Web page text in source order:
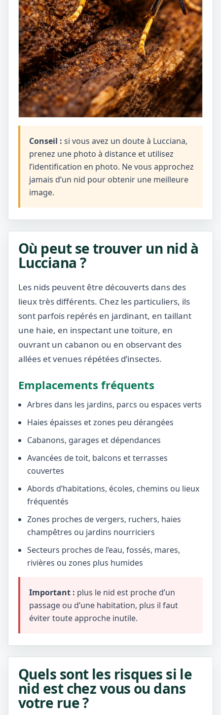
Conseil : si vous avez un doute à Lucciana,
prenez une photo à distance et utilisez
l’identification en photo. Ne vous approchez
jamais d’un nid pour obtenir une meilleure
image.
Où peut se trouver un nid à
Lucciana ?
Les nids peuvent être découverts dans des
lieux très différents. Chez les particuliers, ils
sont parfois repérés en jardinant, en taillant
une haie, en inspectant une toiture, en
ouvrant un cabanon ou en observant des
allées et venues répétées d’insectes.
Emplacements fréquents
Arbres dans les jardins, parcs ou espaces verts
Haies épaisses et zones peu dérangées
Cabanons, garages et dépendances
Avancées de toit, balcons et terrasses
couvertes
Abords d’habitations, écoles, chemins ou lieux
fréquentés
Zones proches de vergers, ruchers, haies
champêtres ou jardins nourriciers
Secteurs proches de l’eau, fossés, mares,
rivières ou zones plus humides
Important : plus le nid est proche d’un
passage ou d’une habitation, plus il faut
éviter toute approche inutile.
Quels sont les risques si le
nid est chez vous ou dans
votre rue ?